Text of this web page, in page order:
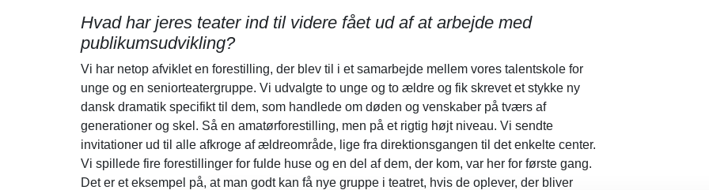
Hvad har jeres teater ind til videre fået ud af at arbejde med
publikumsudvikling?
Vi har netop afviklet en forestilling, der blev til i et samarbejde mellem vores talentskole for
unge og en seniorteatergruppe. Vi udvalgte to unge og to ældre og fik skrevet et stykke ny
dansk dramatik specifikt til dem, som handlede om døden og venskaber på tværs af
generationer og skel. Så en amatørforestilling, men på et rigtig højt niveau. Vi sendte
invitationer ud til alle afkroge af ældreområde, lige fra direktionsgangen til det enkelte center.
Vi spillede fire forestillinger for fulde huse og en del af dem, der kom, var her for første gang.
Det er et eksempel på, at man godt kan få nye gruppe i teatret, hvis de oplever, der bliver